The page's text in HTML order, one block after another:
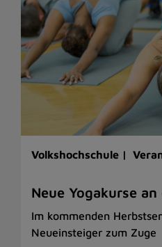
Volkshochschule |
Neue Yogakurse an
Im kommenden
Neueinsteiger zum Zuge